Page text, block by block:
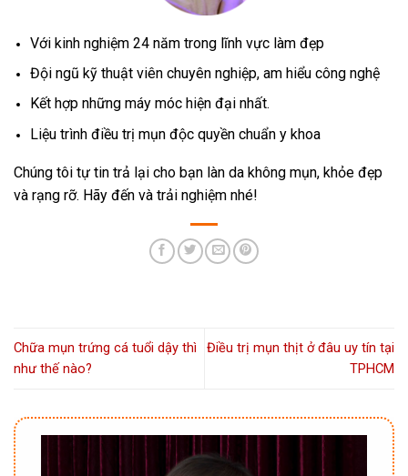
Với kinh nghiệm 24 năm trong lĩnh vực làm đẹp
Đội ngũ kỹ thuật viên chuyên nghiệp, am hiểu công nghệ
Kết hợp những máy móc hiện đại nhất.
Liệu trình điều trị mụn độc quyền chuẩn y khoa
Chúng tôi tự tin trả lại cho bạn làn da không mụn, khỏe đẹp
và rạng rỡ. Hãy đến và trải nghiệm nhé!
Chữa mụn trứng cá tuổi dậy thì
như thế nào?
Điều trị mụn thịt ở đâu uy tín tại
TPHCM